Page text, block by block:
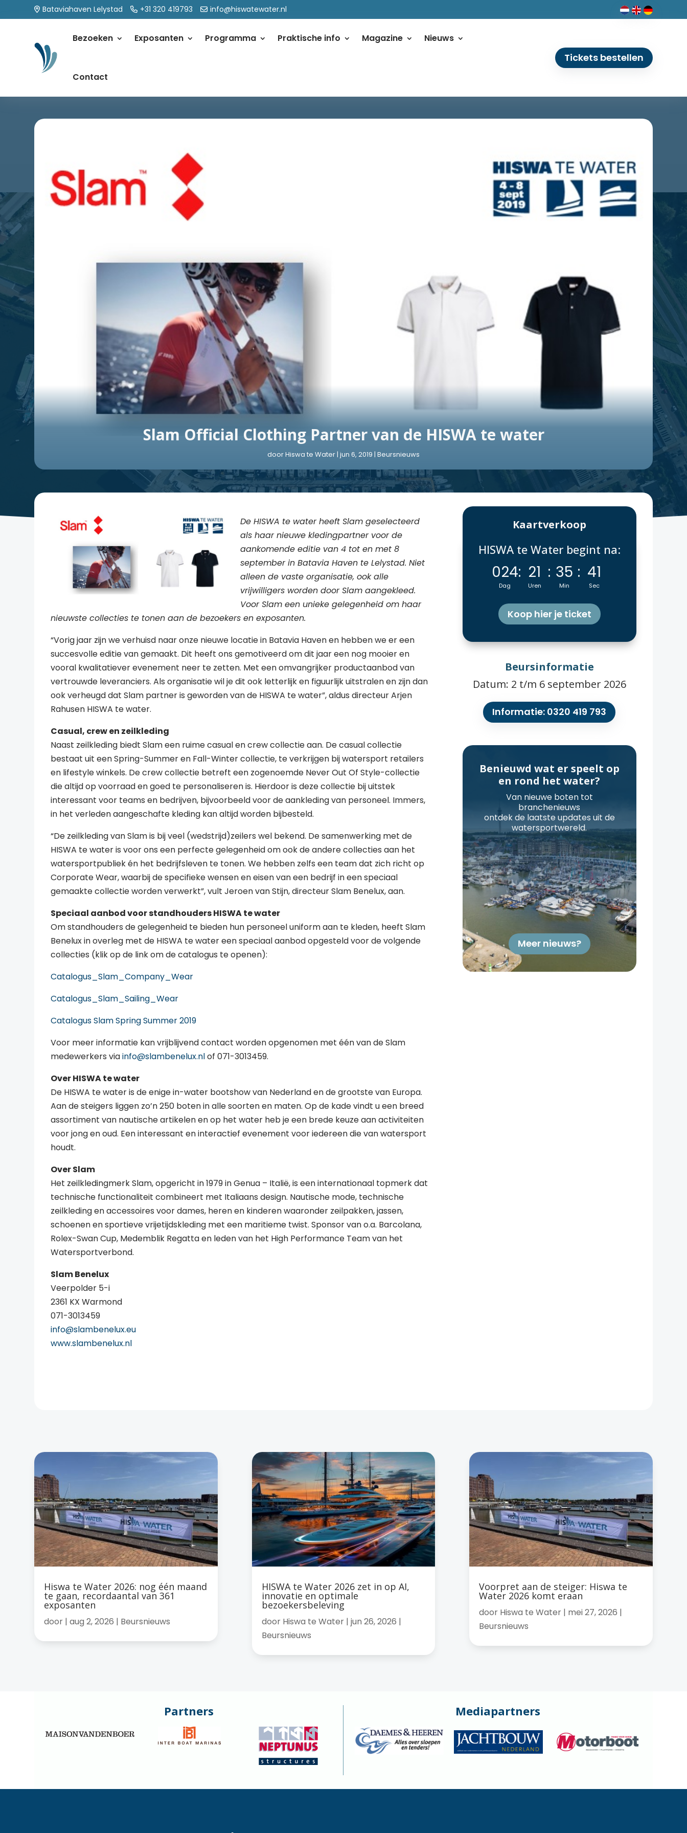
Bataviahaven Lelystad +31 320 419793 info@hiswatewater.nl
Bezoeken Exposanten Programma Praktische info Magazine Nieuws
Contact
Tickets bestellen
Slam Official Clothing Partner van de HISWA te water
doorHiswa te Water| jun 6, 2019 | Beursnieuws
De HISWA te water heeft Slam geselecteerd
als haar nieuwe kledingpartner voor de
aankomende editie van 4 tot en met 8
september in Batavia Haven te Lelystad. Niet
alleen de vaste organisatie, ook alle
vrijwilligers worden door Slam aangekleed.
Voor Slam een unieke gelegenheid om haar
nieuwste collecties te tonen aan de bezoekers en exposanten.
“Vorig jaar zijn we verhuisd naar onze nieuwe locatie in Batavia Haven en hebben we er een
succesvolle editie van gemaakt. Dit heeft ons gemotiveerd om dit jaar een nog mooier en
vooral kwalitatiever evenement neer te zetten. Met een omvangrijker productaanbod van
vertrouwde leveranciers. Als organisatie wil je dit ook letterlijk en figuurlijk uitstralen en zijn dan
ook verheugd dat Slam partner is geworden van de HISWA te water”, aldus directeur Arjen
Rahusen HISWA te water.
Casual, crew en zeilkleding
Naast zeilkleding biedt Slam een ruime casual en crew collectie aan. De casual collectie
bestaat uit een Spring-Summer en Fall-Winter collectie, te verkrijgen bij watersport retailers
en lifestyle winkels. De crew collectie betreft een zogenoemde Never Out Of Style-collectie
die altijd op voorraad en goed te personaliseren is. Hierdoor is deze collectie bij uitstek
interessant voor teams en bedrijven, bijvoorbeeld voor de aankleding van personeel. Immers,
in het verleden aangeschafte kleding kan altijd worden bijbesteld.
“De zeilkleding van Slam is bij veel (wedstrijd)zeilers wel bekend. De samenwerking met de
HISWA te water is voor ons een perfecte gelegenheid om ook de andere collecties aan het
watersportpubliek én het bedrijfsleven te tonen. We hebben zelfs een team dat zich richt op
Corporate Wear, waarbij de specifieke wensen en eisen van een bedrijf in een speciaal
gemaakte collectie worden verwerkt”, vult Jeroen van Stijn, directeur Slam Benelux, aan.
Speciaal aanbod voor standhouders HISWA te water
Om standhouders de gelegenheid te bieden hun personeel uniform aan te kleden, heeft Slam
Benelux in overleg met de HISWA te water een speciaal aanbod opgesteld voor de volgende
collecties (klik op de link om de catalogus te openen):
Catalogus_Slam_Company_Wear
Catalogus_Slam_Sailing_Wear
Catalogus Slam Spring Summer 2019
Voor meer informatie kan vrijblijvend contact worden opgenomen met één van de Slam
medewerkers viainfo@slambenelux.nlof 071-3013459.
Over HISWA te water
De HISWA te water is de enige in-water bootshow van Nederland en de grootste van Europa.
Aan de steigers liggen zo’n 250 boten in alle soorten en maten. Op de kade vindt u een breed
assortiment van nautische artikelen en op het water heb je een brede keuze aan activiteiten
voor jong en oud. Een interessant en interactief evenement voor iedereen die van watersport
houdt.
Over Slam
Het zeilkledingmerk Slam, opgericht in 1979 in Genua – Italië, is een internationaal topmerk dat
technische functionaliteit combineert met Italiaans design. Nautische mode, technische
zeilkleding en accessoires voor dames, heren en kinderen waaronder zeilpakken, jassen,
schoenen en sportieve vrijetijdskleding met een maritieme twist. Sponsor van o.a. Barcolana,
Rolex-Swan Cup, Medemblik Regatta en leden van het High Performance Team van het
Watersportverbond.
Slam Benelux
Veerpolder 5-i
2361 KX Warmond
071-3013459
info@slambenelux.eu
www.slambenelux.nl
Kaartverkoop
HISWA te Water begint na:
024
Dag
: 21
Uren
: 35
Min
: 39
Sec
Koop hier je ticket
Beursinformatie
Datum: 2 t/m 6 september 2026
Informatie: 0320 419 793
Benieuwd wat er speelt op
en rond het water?
Van nieuwe boten tot
branchenieuws
ontdek de laatste updates uit de
watersportwereld.
Meer nieuws?
Hiswa te Water 2026: nog één maand
te gaan, recordaantal van 361
exposanten
door |aug 2, 2026 | Beursnieuws
HISWA te Water 2026 zet in op AI,
innovatie en optimale
bezoekersbeleving
door Hiswa te Water| jun 26, 2026 |
Beursnieuws
Voorpret aan de steiger: Hiswa te
Water 2026 komt eraan
door Hiswa te Water| mei 27, 2026 |
Beursnieuws
Partners Mediapartners